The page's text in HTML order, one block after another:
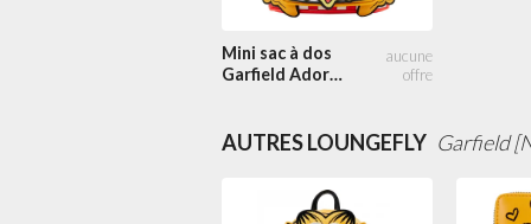
Mini sac à dos
Garfield Adore
AUTRES LOUNGEFLY Garfield